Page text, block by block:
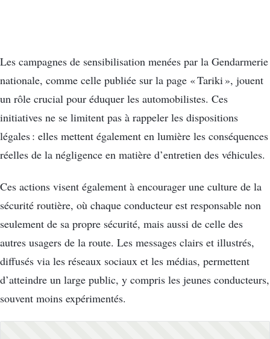
Les campagnes de sensibilisation menées par la Gendarmerie
nationale, comme celle publiée sur la page « Tariki », jouent
un rôle crucial pour éduquer les automobilistes. Ces
initiatives ne se limitent pas à rappeler les dispositions
légales : elles mettent également en lumière les conséquences
réelles de la négligence en matière d’entretien des véhicules.
Ces actions visent également à encourager une culture de la
sécurité routière, où chaque conducteur est responsable non
seulement de sa propre sécurité, mais aussi de celle des
autres usagers de la route. Les messages clairs et illustrés,
diffusés via les réseaux sociaux et les médias, permettent
d’atteindre un large public, y compris les jeunes conducteurs,
souvent moins expérimentés.